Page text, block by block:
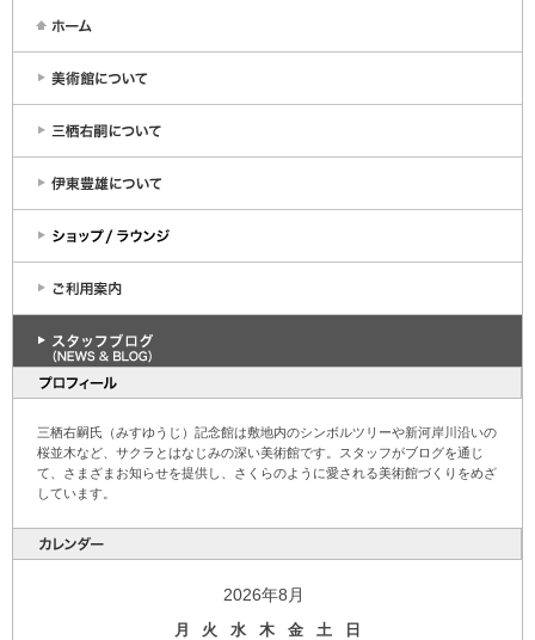
三栖右嗣氏（みすゆうじ）記念館は敷地内のシンボルツリーや新河岸川沿いの
桜並木など、サクラとはなじみの深い美術館です。スタッフがブログを通じ
て、さまざまお知らせを提供し、さくらのように愛される美術館づくりをめざ
しています。
2026年8月
月 火 水 木 金 土 日